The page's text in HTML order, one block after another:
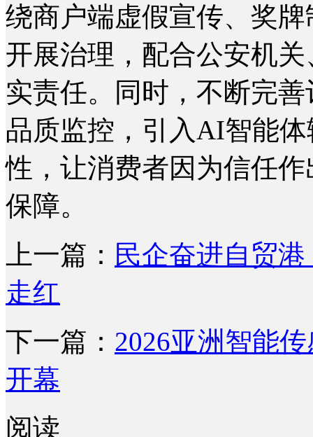
绕商户端虚假宣传、奖
开展治理，配合公安机
实责任。同时，不断完
品质监控，引入AI智能
性，让消费者因为信任
保障。
上一篇： 民企奋进自贸
走红
下一篇： 2026亚洲智能
开幕
阅读